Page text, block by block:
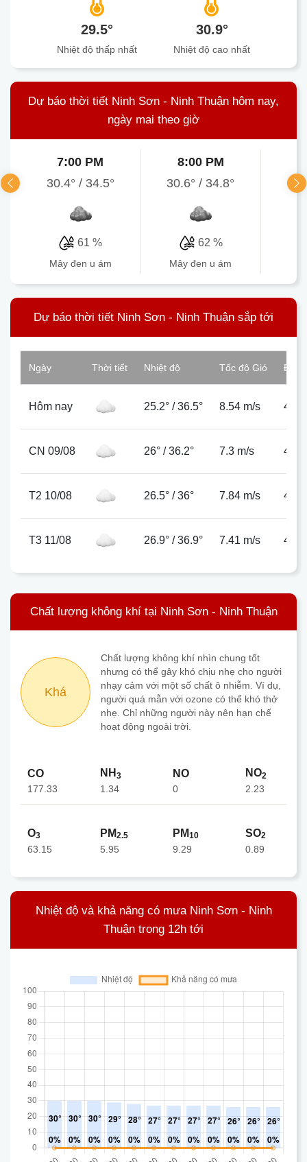
29.5°
Nhiệt độ thấp nhất
30.9°
Nhiệt độ cao nhất
Dự báo thời tiết Ninh Sơn - Ninh Thuận hôm nay,
ngày mai theo giờ
7:00 PM
30.4° / 34.5°
61 %
mây đen u ám
8:00 PM
30.6°/ 34.8°
62 %
mây đen u ám
Dự báo thời tiết Ninh Sơn - Ninh Thuận sắp tới
Ngày Thời tiết Nhiệt độ Tốc độ Gió Độ
Hôm nay 25.2° /36.5° 8.54 m/s 41%
CN 09/08 26° /36.2° 7.3 m/s 42%
T2 10/08 26.5° /36° 7.84 m/s 42%
T3 11/08 26.9° /36.9° 7.41 m/s 42%
Chất lượng không khí tại Ninh Sơn - Ninh Thuận
Khá
Chất lượng không khí nhìn chung tốt
nhưng có thể gây khó chịu nhẹ cho người
nhạy cảm với một số chất ô nhiễm. Ví dụ,
người quá mẫn với ozone có thể khó thở
nhẹ. Chỉ những người này nên hạn chế
hoạt động ngoài trời.
CO
177.33
NH 3
1.34
NO
0
NO2
2.23
O3
63.15
PM2.5
5.95
PM10
9.29
SO2
0.89
Nhiệt độ và khả năng có mưa Ninh Sơn - Ninh
Thuận trong 12h tới